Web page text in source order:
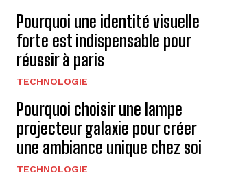
Pourquoi une identité visuelle
forte est indispensable pour
réussir à paris
TECHNOLOGIE
Pourquoi choisir une lampe
projecteur galaxie pour créer
une ambiance unique chez soi
TECHNOLOGIE